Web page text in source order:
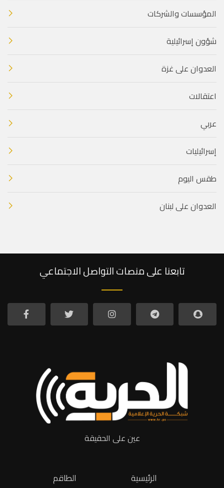
المؤسسات والشركات
شؤون إسرائيلية
العدوان على غزة
اعتقالات
عربي
إسرائيليات
طقس اليوم
العدوان على لبنان
تابعنا على منصات التواصل الاجتماعي
عين على الحقيقة
الطاقم الرئيسية